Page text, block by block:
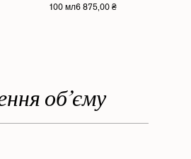
100 мл6 875,00 ₴
об’єму